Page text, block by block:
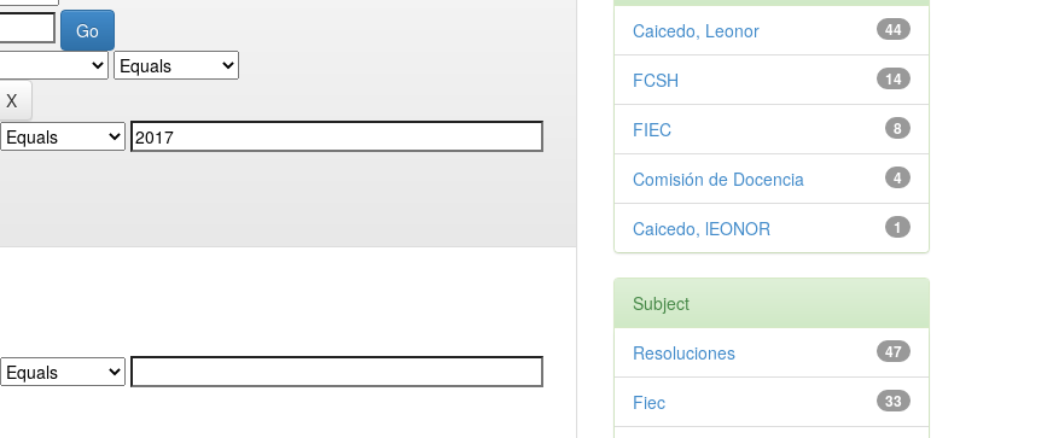
44
Caicedo, Leonor
14
FCSH
8
FIEC
4
Comisión de Docencia
1
Caicedo, lEONOR
Subject
47
Resoluciones
33
Fiec